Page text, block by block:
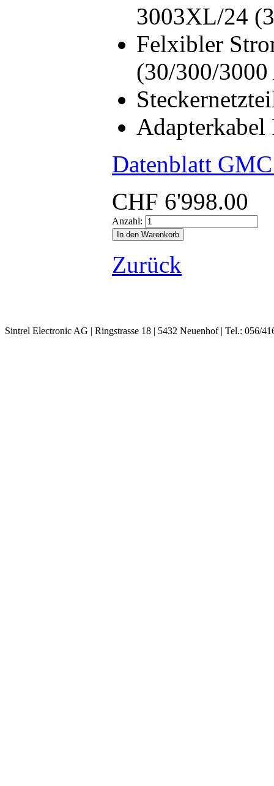
3003XL/24
Felxibler
(30/300/
Datenblatt
CHF 6'998.00
Anzahl:
Zurück
Sintrel Electronic AG | Ringstrasse 18 | 5432 Neuenhof | Tel.: 056/